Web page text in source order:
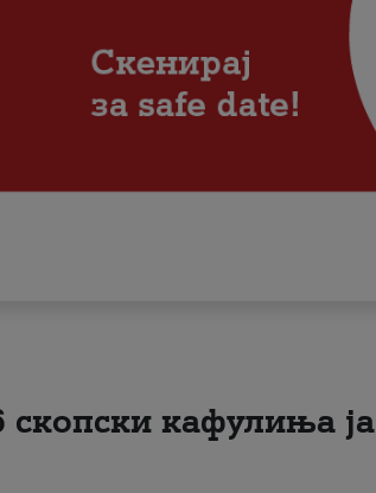
скопски кафулиња ја